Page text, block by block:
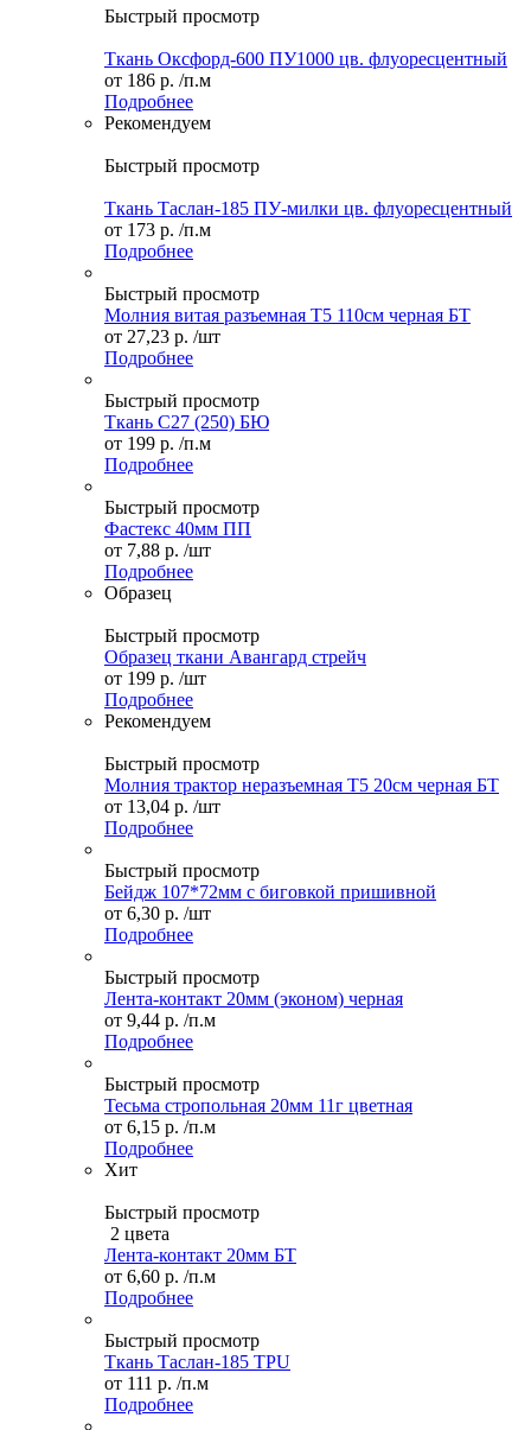
Быстрый просмотр
Ткань Оксфорд-600 ПУ1000 цв. флуоресцентный
от 186 р. /п.м
Подробнее
Рекомендуем
Быстрый просмотр
Ткань Таслан-185 ПУ-милки цв. флуоресцентный
от 173 р. /п.м
Подробнее
Быстрый просмотр
Молния витая разъемная Т5 110см черная БТ
от 27,23 р. /шт
Подробнее
Быстрый просмотр
Ткань С27 (250) БЮ
от 199 р. /п.м
Подробнее
Быстрый просмотр
Фастекс 40мм ПП
от 7,88 р. /шт
Подробнее
Образец
Быстрый просмотр
Образец ткани Авангард стрейч
от 199 р. /шт
Подробнее
Рекомендуем
Быстрый просмотр
Молния трактор неразъемная Т5 20см черная БТ
от 13,04 р. /шт
Подробнее
Быстрый просмотр
Бейдж 107*72мм с биговкой пришивной
от 6,30 р. /шт
Подробнее
Быстрый просмотр
Лента-контакт 20мм (эконом) черная
от 9,44 р. /п.м
Подробнее
Быстрый просмотр
Тесьма стропольная 20мм 11г цветная
от 6,15 р. /п.м
Подробнее
Хит
Быстрый просмотр
2 цвета
Лента-контакт 20мм БТ
от 6,60 р. /п.м
Подробнее
Быстрый просмотр
Ткань Таслан-185 TPU
от 111 р. /п.м
Подробнее